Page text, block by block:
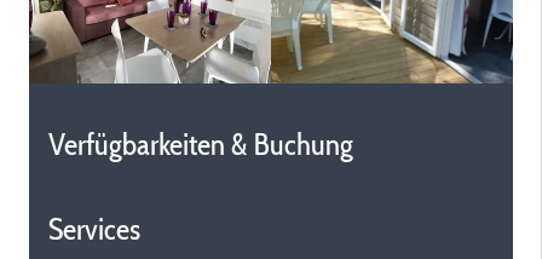
Verfügbarkeiten & Buchung
Services